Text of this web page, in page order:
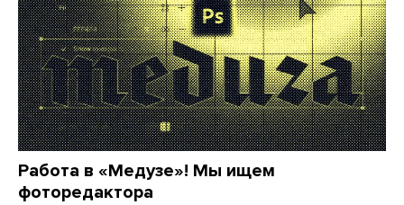
Работа в «Медузе»! Мы ищем
фоторедактора